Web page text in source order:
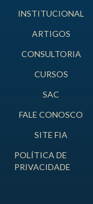
INSTITUCIONAL
ARTIGOS
CONSULTORIA
CURSOS
SAC
FALE CONOSCO
SITE FIA
POLÍTICA DE
PRIVACIDADE